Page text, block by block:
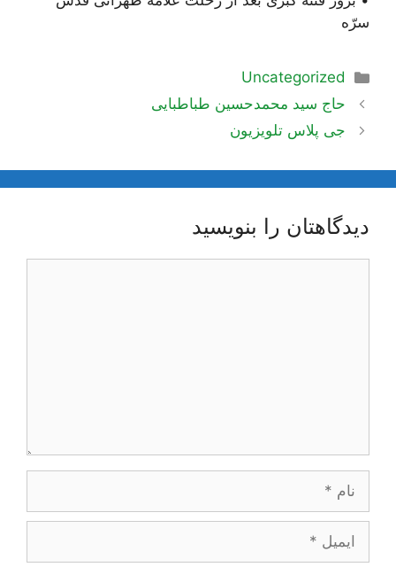
سرّه
دسته‌ها
Uncategorized
ناوبری
نوشته‌ها
حاج سید محمدحسین طباطبایی
جی پلاس تلویزیون
دیدگاهتان را بنویسید
ایمیل